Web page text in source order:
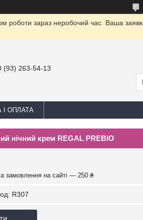
роботи зараз неробочий час. Ваша
(93) 263-54-13
І ОПЛАТА
нічний крем REGAL PREBIO
замовлення на сайті — 250 ₴
R307